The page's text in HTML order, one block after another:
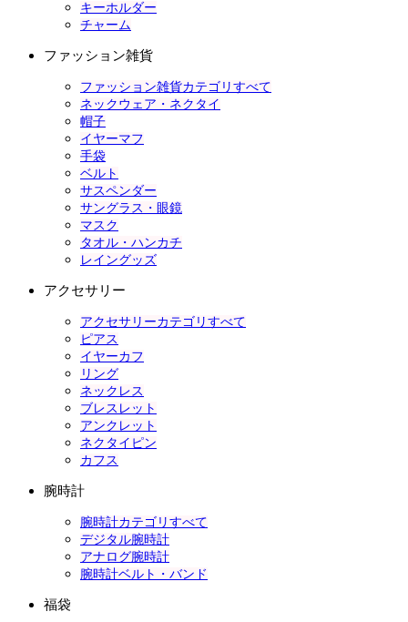
キーホルダー
チャーム
ファッション雑貨
ファッション雑貨カテゴリすべて
ネックウェア・ネクタイ
帽子
イヤーマフ
手袋
ベルト
サスペンダー
サングラス・眼鏡
マスク
タオル・ハンカチ
レイングッズ
アクセサリー
アクセサリーカテゴリすべて
ピアス
イヤーカフ
リング
ネックレス
ブレスレット
アンクレット
ネクタイピン
カフス
腕時計
腕時計カテゴリすべて
デジタル腕時計
アナログ腕時計
腕時計ベルト・バンド
福袋